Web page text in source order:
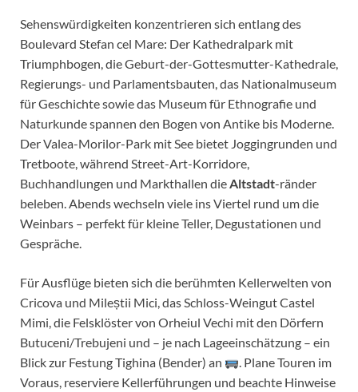
Sehenswürdigkeiten konzentrieren sich entlang des
Boulevard Stefan cel Mare: Der Kathedralpark mit
Triumphbogen, die Geburt-der-Gottesmutter-Kathedrale,
Regierungs- und Parlamentsbauten, das Nationalmuseum
für Geschichte sowie das Museum für Ethnografie und
Naturkunde spannen den Bogen von Antike bis Moderne.
Der Valea-Morilor-Park mit See bietet Joggingrunden und
Tretboote, während Street-Art-Korridore,
Buchhandlungen und Markthallen dieAltstadt-ränder
beleben. Abends wechseln viele ins Viertel rund um die
Weinbars – perfekt für kleine Teller, Degustationen und
Gespräche.
Für Ausflüge bieten sich die berühmten Kellerwelten von
Cricova und Mileștii Mici, das Schloss-Weingut Castel
Mimi, die Felsklöster von Orheiul Vechi mit den Dörfern
Butuceni/Trebujeni und – je nach Lageeinschätzung – ein
Blick zur Festung Tighina (Bender) an
. Plane Touren im
Voraus, reserviere Kellerführungen und beachte Hinweise